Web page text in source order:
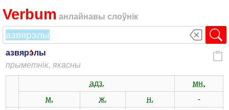
Verbum анлайнавы слоўнік
азвярэ́лы
прыметнік, якасны
адз.
мн.
м.
ж. н.
-